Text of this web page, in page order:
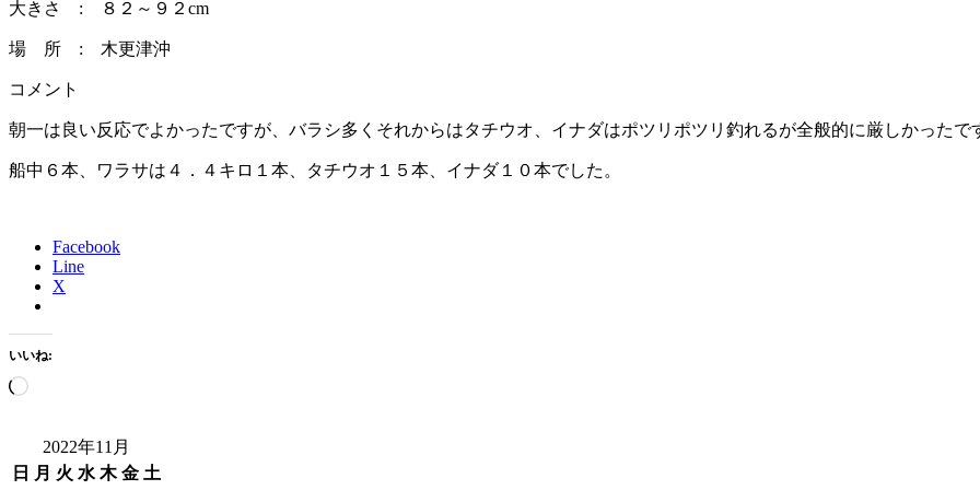
大きさ : ８２～９２cm
場 所 : 木更津沖
コメント
朝一は良い反応でよかったですが、バラシ多くそれからはタチウオ、イナダはポツリポツリ釣れるが全般的に厳しかったで
船中６本、ワラサは４．４キロ１本、タチウオ１５本、イナダ１０本でした。
Facebook
Line
X
いいね:
読
み
中…
2022年11月
日
月 火 水 木 金 土